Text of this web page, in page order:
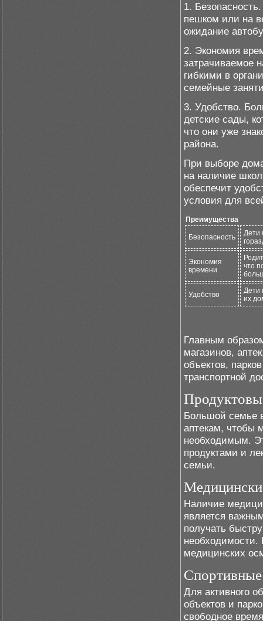
1.
пешком или на
ожидание
2. Экономия
затрачиваемое
гибкими в
семейные
3. Удобство.
детские сады,
что они уже
района.
При выборе
на наличие
обеспечит
условия для
Преимущества
Безопасность
Дети
Экономия
времени
что
Удобство
Дети
их
Главным
магазинов,
объектов,
транспортной
Большой семье
аптекам, чтобы
необходимым.
продуктами и
семьи.
Наличие
является
получать
необходимости.
медицинских
Для активного
объектов и
свободное